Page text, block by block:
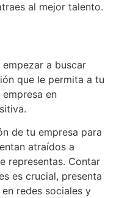
al mejor talento.
a buscar
que le permita a tu
en
de tu empresa para
atraídos a
representas. Contar
es crucial, presenta
redes sociales y